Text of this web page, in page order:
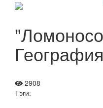
География
2908
Тэги: